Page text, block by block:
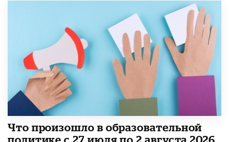
​Что произошло в образовательной
политике с 27 июля по 2 августа 2026